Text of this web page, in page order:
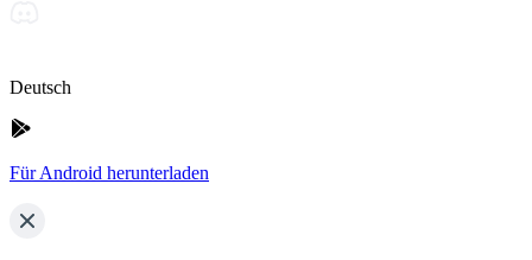
Deutsch
Für Android herunterladen